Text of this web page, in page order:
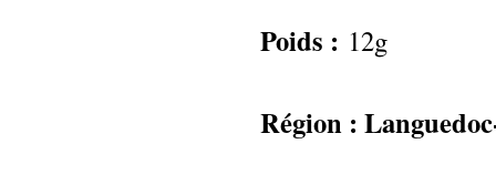
Poids : 12g
Région :